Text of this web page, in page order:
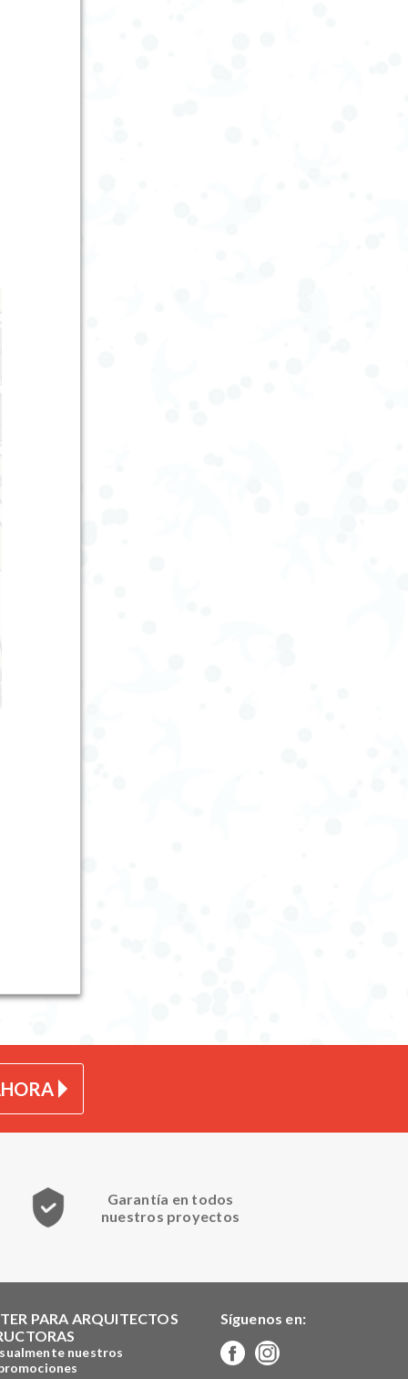
Garantía en todos
nuestros proyectos
PARA ARQUITECTOS
nuestros
Síguenos en: